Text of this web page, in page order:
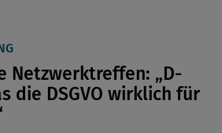
Netzwerktreffen: „D-
die DSGVO wirklich für